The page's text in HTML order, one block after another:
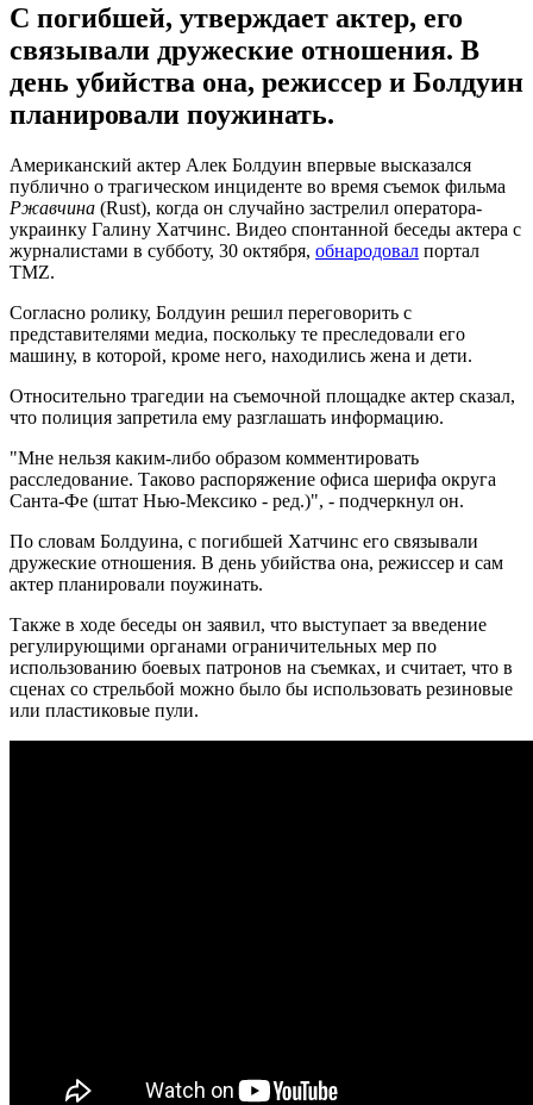
С погибшей, утверждает актер, его
связывали дружеские отношения. В
день убийства она, режиссер и Болдуин
планировали поужинать.
Американский актер Алек Болдуин впервые высказался
публично о трагическом инциденте во время съемок фильма
Ржавчина (Rust), когда он случайно застрелил оператора-
украинку Галину Хатчинс. Видео спонтанной беседы актера с
журналистами в субботу, 30 октября, обнародовал портал
TMZ.
Согласно ролику, Болдуин решил переговорить с
представителями медиа, поскольку те преследовали его
машину, в которой, кроме него, находились жена и дети.
Относительно трагедии на съемочной площадке актер сказал,
что полиция запретила ему разглашать информацию.
"Мне нельзя каким-либо образом комментировать
расследование. Таково распоряжение офиса шерифа округа
Санта-Фе (штат Нью-Мексико - ред.)", - подчеркнул он.
По словам Болдуина, с погибшей Хатчинс его связывали
дружеские отношения. В день убийства она, режиссер и сам
актер планировали поужинать.
Также в ходе беседы он заявил, что выступает за введение
регулирующими органами ограничительных мер по
использованию боевых патронов на съемках, и считает, что в
сценах со стрельбой можно было бы использовать резиновые
или пластиковые пули.